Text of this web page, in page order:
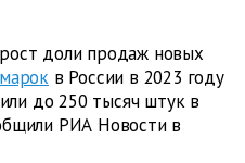
доли продаж новых
марок в России в 2023 году
до 250 тысяч штук в
РИА Новости в